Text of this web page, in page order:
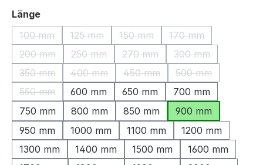
Längeauswählen
100 mm
(Diese Option ist zurzeit nicht verfügbar.)
125 mm
(Diese Option ist zurzeit nicht verfügbar.)
150 mm
(Diese Option ist zurzeit nicht
170 mm
(Diese Option ist
200 mm
(Diese Option ist zurzeit nicht verfügbar.)
250 mm
(Diese Option ist zurzeit nicht verfügbar.)
270 mm
(Diese Option ist zurzeit nicht
300 mm
(Diese Option ist
350 mm
(Diese Option ist zurzeit nicht verfügbar.)
400 mm
(Diese Option ist zurzeit nicht verfügbar.)
450 mm
(Diese Option ist zurzeit nicht
500 mm
(Diese Option ist
550 mm
(Diese Option ist zurzeit nicht verfügbar.)
600 mm 650 mm
700 mm
750 mm
800 mm 850 mm
900 mm
950 mm
1000 mm 1100 mm
1200 mm
1300 mm
1400 mm 1500 mm
1600 mm